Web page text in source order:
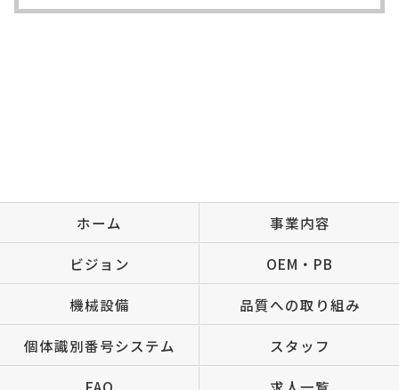
ホーム 事業内容
ビジョン OEM・PB
機械設備 品質への取り組み
個体識別番号システム スタッフ